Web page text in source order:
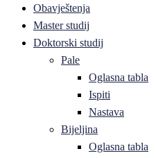
Obavještenja
Master studij
Doktorski studij
Pale
Oglasna tabla
Ispiti
Nastava
Bijeljina
Oglasna tabla